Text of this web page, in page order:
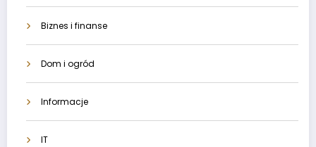
Biznes i finanse
Dom i ogród
Informacje
IT